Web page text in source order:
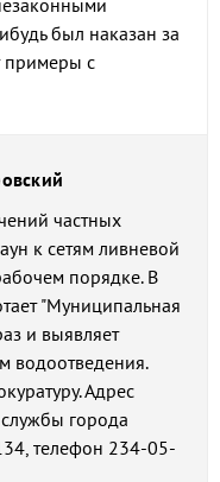
был наказан за
примеры с
частных
к сетям ливневой
порядке. В
"Муниципальная
и выявляет
водоотведения.
Адрес
города
телефон 234-05-